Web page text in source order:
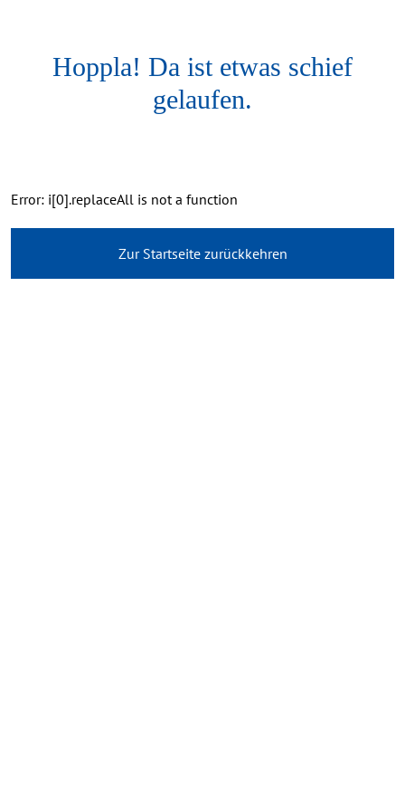
Hoppla! Da ist etwas schief
gelaufen.
Error: i[0].replaceAll is not a function
Zur Startseite zurückkehren